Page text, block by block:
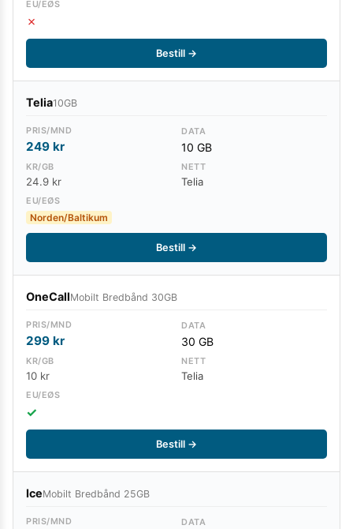
✗
Bestill →
Telia10GB
249 kr 10 GB
24.9 kr Telia
Norden/Baltikum
Bestill →
OneCallMobilt Bredbånd 30GB
299 kr 30 GB
10 kr Telia
✓
Bestill →
IceMobilt Bredbånd 25GB